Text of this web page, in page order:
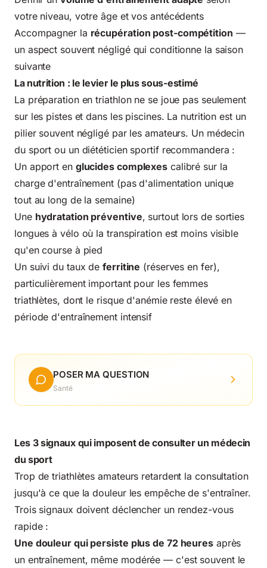
votre niveau, votre âge et vos antécédents
Accompagner la récupération post-compétition —
un aspect souvent négligé qui conditionne la saison
suivante
La nutrition : le levier le plus sous-estimé
La préparation en triathlon ne se joue pas seulement
sur les pistes et dans les piscines. La nutrition est un
pilier souvent négligé par les amateurs. Un médecin
du sport ou un diététicien sportif recommandera :
Un apport en glucides complexes calibré sur la
charge d'entraînement (pas d'alimentation unique
tout au long de la semaine)
Une hydratation préventive, surtout lors de sorties
longues à vélo où la transpiration est moins visible
qu'en course à pied
Un suivi du taux deferritine (réserves en fer),
particulièrement important pour les femmes
triathlètes, dont le risque d'anémie reste élevé en
période d'entraînement intensif
POSER MA QUESTION
Santé
Les 3 signaux qui imposent de consulter un médecin
du sport
Trop de triathlètes amateurs retardent la consultation
jusqu'à ce que la douleur les empêche de s'entraîner.
Trois signaux doivent déclencher un rendez-vous
rapide :
Une douleur qui persiste plus de 72 heuresaprès
un entraînement, même modérée — c'est souvent le